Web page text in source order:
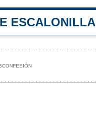
ESCALONILLA